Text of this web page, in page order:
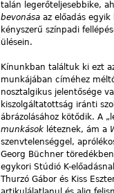
talán legerőteljesebbike,
bevonása az előadás
kényszerű színpadi
ülésein.
Kínunkban találtuk ki ezt
munkájában címéhez
nosztalgikus jelentősége
kiszolgáltatottság iránti
ábrázolásához kötődik. A
munkások léteznek, ám a
szenvtelenséggel,
Georg Büchner
egykori Stúdió K-
Thurzó Gábor és Kiss